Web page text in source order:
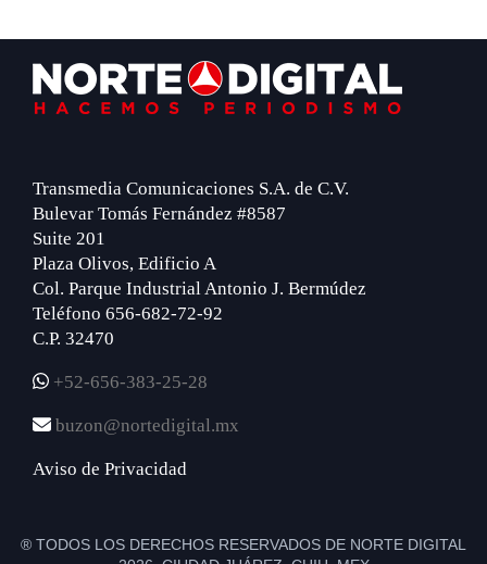
Footer
Transmedia Comunicaciones S.A. de C.V.
Bulevar Tomás Fernández #8587
Suite 201
Plaza Olivos, Edificio A
Col. Parque Industrial Antonio J. Bermúdez
Teléfono 656-682-72-92
C.P. 32470
+52-656-383-25-28
buzon@nortedigital.mx
Aviso de Privacidad
® TODOS LOS DERECHOS RESERVADOS DE NORTE DIGITAL